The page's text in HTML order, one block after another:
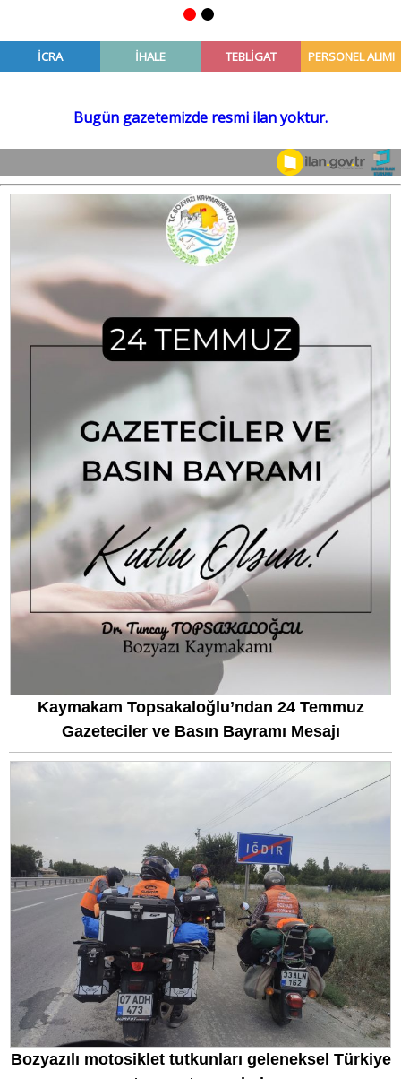
Kaymakam Topsakaloğlu’ndan 24 Temmuz
Gazeteciler ve Basın Bayramı Mesajı
Bozyazılı motosiklet tutkunları geleneksel Türkiye